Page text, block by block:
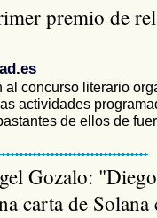
premio de
concurso literario
actividades
de ellos de
Gozalo:
carta de Solana